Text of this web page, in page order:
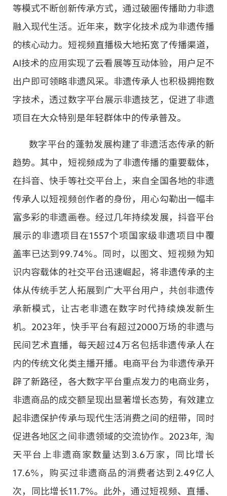
等模式不断创新传承方式，通过破圈传播助力非遗
融入现代生活。近年来，数字化技术成为非遗传播
的核心动力。短视频直播极大地拓宽了传播渠道，
AI技术的应用实现了云看展等互动体验，用户足不
出户即可领略非遗风采。非遗传承人也积极拥抱数
字技术，透过数字平台展示非遗技艺，促进了非遗
项目在大众特别是年轻群体中的传承普及。
数字平台的蓬勃发展构建了非遗活态传承的新
趋势。其中，短视频成为了非遗传播的重要载体，
在抖音、快手等社交平台上，来自全国各地的非遗
传承人以短视频创作者的身份，用心勾勒出一幅丰
富多彩的非遗画卷。经过几年持续发展，抖音平台
展示的非遗项目在1557个项国家级非遗项目中覆
盖率已达到99.74%。同时，以图文、短视频为知
识内容载体的社交平台迅速崛起，将非遗传承的主
体从传统手艺人拓展到广大平台用户，共创非遗传
承新模式，让古老非遗在数字时代持续焕发新生
机。2023年，快手平台有超过2000万场的非遗与
民间艺术直播，每天超过4万名包括非遗传承人在
内的传统文化类主播开播。电商平台为非遗传承开
辟了新路径，各大数字平台重点发力的电商业务，
非遗商品的成交额呈现出显著增长态势，有效建立
起非遗保护传承与现代生活消费之间的纽带，同时
促进各地区之间非遗领域的交流协作。2023年, 淘
天平台上非遗商家数量达到3.6万家，同比增长
17.6%，购买过非遗商品的消费者达到2.49亿人
次，同比增长11.7%。此外，通过短视频、直播、